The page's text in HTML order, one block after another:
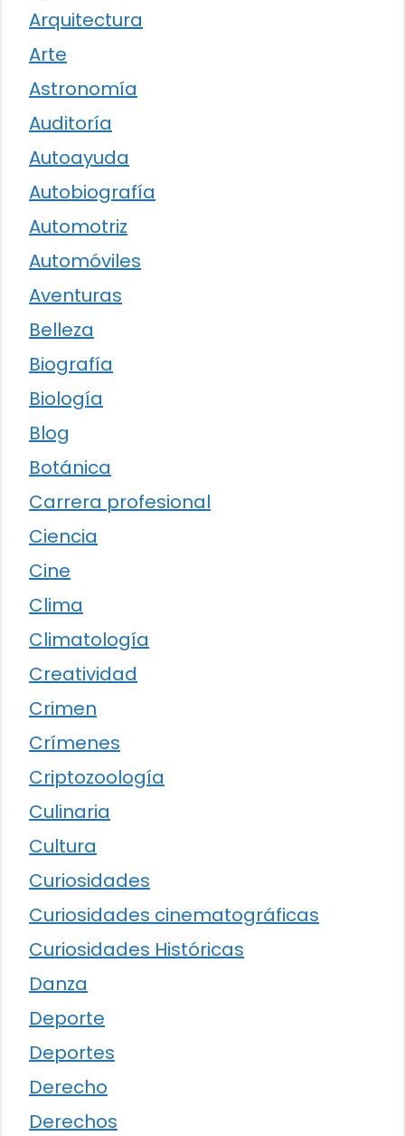
Arquitectura
Arte
Astronomía
Auditoría
Autoayuda
Autobiografía
Automotriz
Automóviles
Aventuras
Belleza
Biografía
Biología
Blog
Botánica
Carrera profesional
Ciencia
Cine
Clima
Climatología
Creatividad
Crimen
Crímenes
Criptozoología
Culinaria
Cultura
Curiosidades
Curiosidades cinematográficas
Curiosidades Históricas
Danza
Deporte
Deportes
Derecho
Derechos